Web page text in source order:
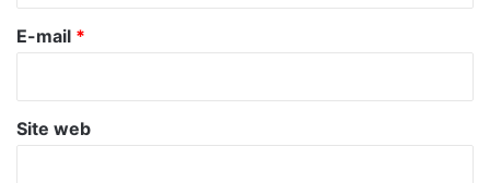
e
E-mail *
Site web